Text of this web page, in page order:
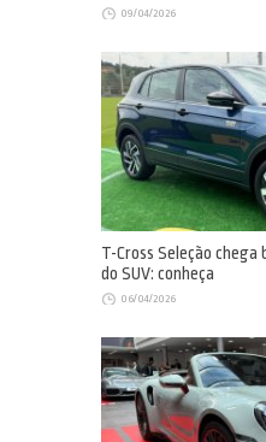
09/04/2026
T-Cross Seleção chega
do SUV: conheça
06/04/2026